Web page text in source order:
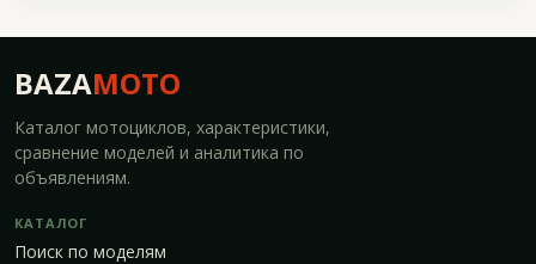
BAZAMOTO
Каталог мотоциклов, характеристики,
сравнение моделей и аналитика по
объявлениям.
КАТАЛОГ
Поиск по моделям